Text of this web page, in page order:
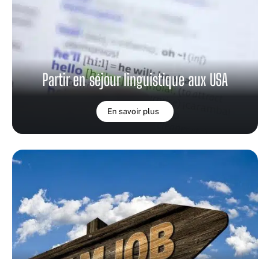
Partir en séjour linguistique aux USA
En savoir plus